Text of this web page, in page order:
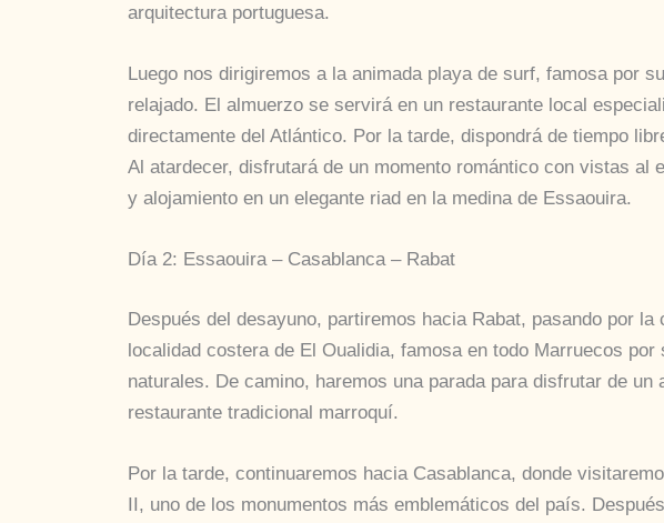
arquitectura portuguesa.
Luego nos dirigiremos a la animada playa de surf, famosa por
relajado. El almuerzo se servirá en un restaurante local
directamente del Atlántico. Por la tarde, dispondrá de tiempo
Al atardecer, disfrutará de un momento romántico con vistas al
y alojamiento en un elegante riad en la medina de Essaouira.
Día 2: Essaouira – Casablanca – Rabat
Después del desayuno, partiremos hacia Rabat, pasando por la
localidad costera de El Oualidia, famosa en todo Marruecos
naturales. De camino, haremos una parada para disfrutar de
restaurante tradicional marroquí.
Por la tarde, continuaremos hacia Casablanca, donde
II, uno de los monumentos más emblemáticos del país.